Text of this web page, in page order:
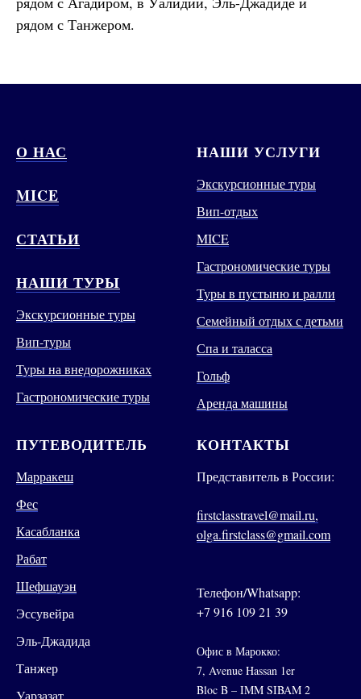
рядом с Танжером.
О НАС
MICE
СТАТЬИ
НАШИ ТУРЫ
Экскурсионные туры
Вип-туры
Туры на внедорожниках
Гастрономические туры
НАШИ УСЛУГИ
Экскурсионные туры
Вип-отдых
MICE
Гастрономические туры
Туры в пустыню и ралли
Семейный отдых с детьми
Спа и таласса
Гольф
Аренда машины
ПУТЕВОДИТЕЛЬ
Марракеш
Фес
Касабланка
Рабат
Шефшауэн
Эссувейра
Эль-Джадида
Танжер
Уарзазат
КОНТАКТЫ
Представитель в России:
firstclasstravel@mail.ru,
olga.firstclass@gmail.com
Телефон/Whatsapp:
+7 916 109 21 39
Офис в Марокко:
7, Avenue Hassan 1er
Bloc B – IMM SIBAM 2